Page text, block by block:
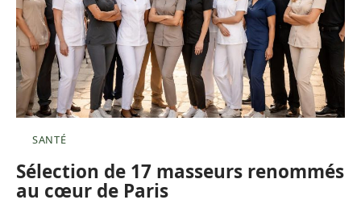
SANTÉ
Sélection de 17 masseurs renommés
au cœur de Paris